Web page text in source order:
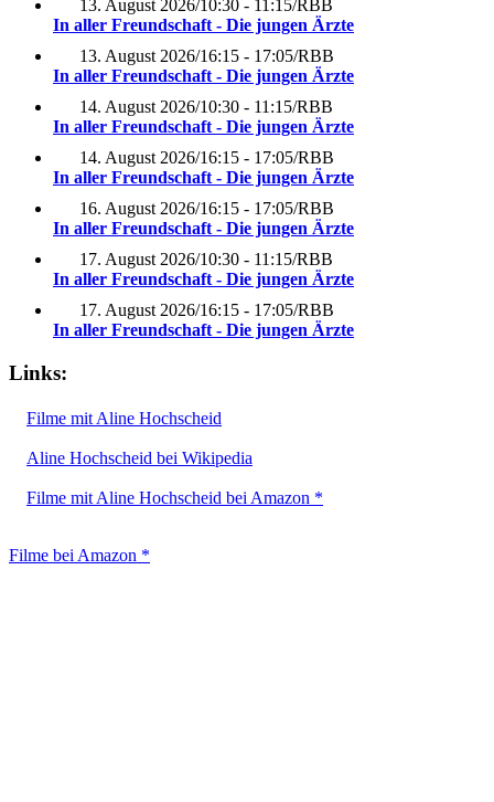
13. August 2026/10:30 - 11:15/RBB
In aller Freundschaft - Die jungen Ärzte
13. August 2026/16:15 - 17:05/RBB
In aller Freundschaft - Die jungen Ärzte
14. August 2026/10:30 - 11:15/RBB
In aller Freundschaft - Die jungen Ärzte
14. August 2026/16:15 - 17:05/RBB
In aller Freundschaft - Die jungen Ärzte
16. August 2026/16:15 - 17:05/RBB
In aller Freundschaft - Die jungen Ärzte
17. August 2026/10:30 - 11:15/RBB
In aller Freundschaft - Die jungen Ärzte
17. August 2026/16:15 - 17:05/RBB
In aller Freundschaft - Die jungen Ärzte
Links:
Filme mit Aline Hochscheid
Aline Hochscheid bei Wikipedia
Filme mit Aline Hochscheid bei Amazon *
Filme bei Amazon *